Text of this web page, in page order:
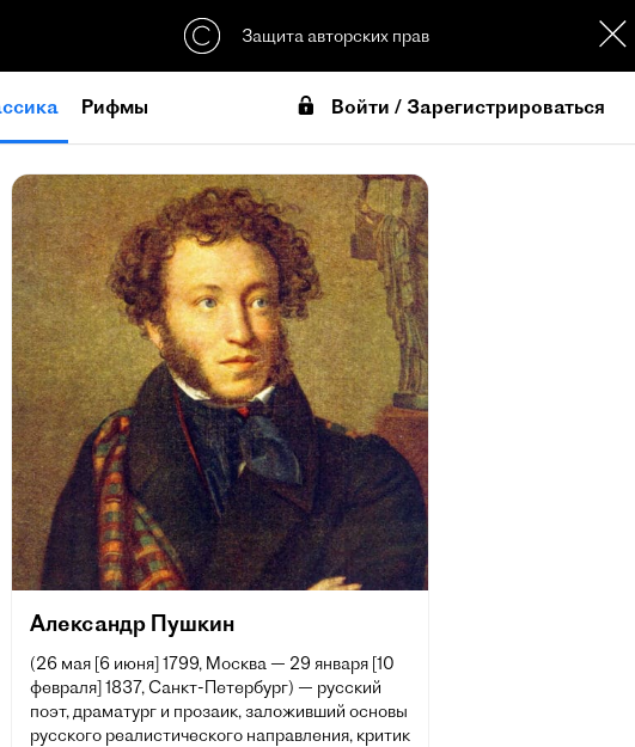
Защита авторских прав
Рифмы Войти / Зарегистрироваться
Александр Пушкин
(26 мая [6 июня] 1799, Москва — 29 января [10
февраля] 1837, Санкт-Петербург) — русский
поэт, драматург и прозаик, заложивший основы
русского реалистического направления, критик